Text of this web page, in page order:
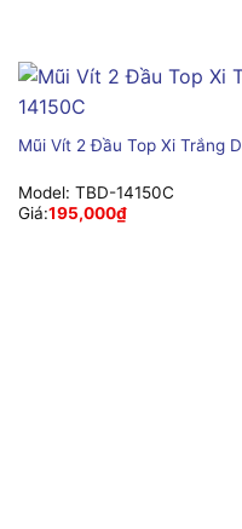
Mũi Vít 2 Đầu Top Xi Trắng
Model: TBD-14150C
Giá:195,000₫